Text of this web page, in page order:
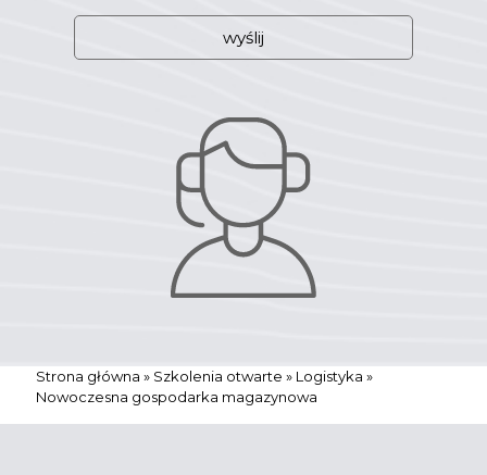
W
b
Strona główna » Szkolenia otwarte » Logistyka »
Nowoczesna gospodarka magazynowa